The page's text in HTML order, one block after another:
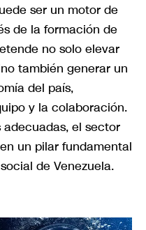
ser un motor de
de la formación de
no solo elevar
también generar un
del país,
y la colaboración.
adecuadas, el sector
un pilar fundamental
de Venezuela.